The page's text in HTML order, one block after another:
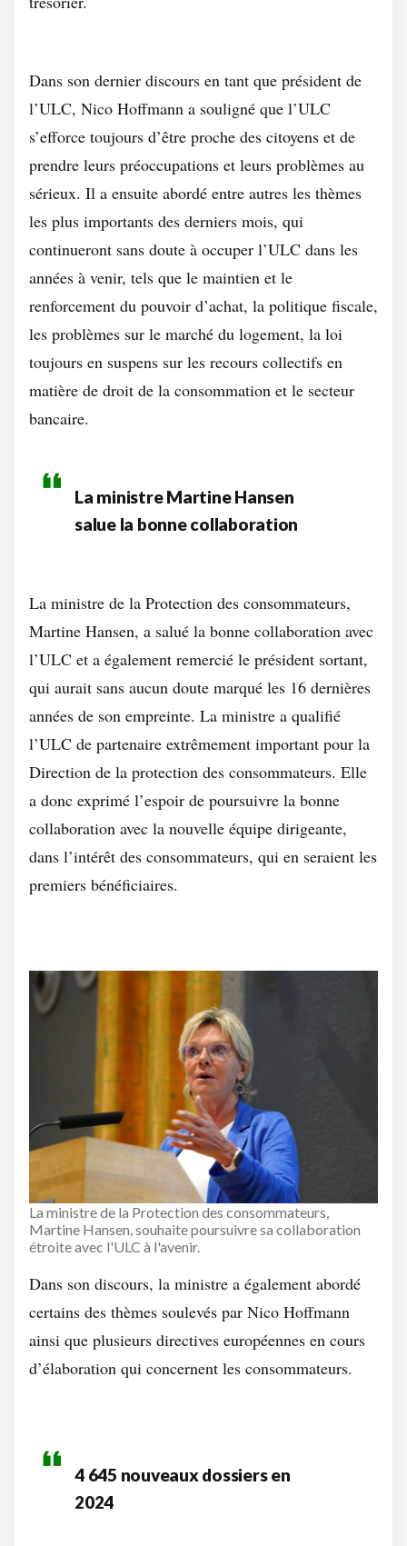
Dans son dernier discours en tant que président de
l’ULC, Nico Hoffmann a souligné que l’ULC
s’efforce toujours d’être proche des citoyens et de
prendre leurs préoccupations et leurs problèmes au
sérieux. Il a ensuite abordé entre autres les thèmes
les plus importants des derniers mois, qui
continueront sans doute à occuper l’ULC dans les
années à venir, tels que le maintien et le
renforcement du pouvoir d’achat, la politique fiscale,
les problèmes sur le marché du logement, la loi
toujours en suspens sur les recours collectifs en
matière de droit de la consommation et le secteur
bancaire.
La ministre Martine Hansen
salue la bonne collaboration
La ministre de la Protection des consommateurs,
Martine Hansen, a salué la bonne collaboration avec
l’ULC et a également remercié le président sortant,
qui aurait sans aucun doute marqué les 16 dernières
années de son empreinte. La ministre a qualifié
l’ULC de partenaire extrêmement important pour la
Direction de la protection des consommateurs. Elle
a donc exprimé l’espoir de poursuivre la bonne
collaboration avec la nouvelle équipe dirigeante,
dans l’intérêt des consommateurs, qui en seraient les
premiers bénéficiaires.
La ministre de la Protection des consommateurs,
Martine Hansen, souhaite poursuivre sa collaboration
étroite avec l'ULC à l'avenir.
Dans son discours, la ministre a également abordé
certains des thèmes soulevés par Nico Hoffmann
ainsi que plusieurs directives européennes en cours
d’élaboration qui concernent les consommateurs.
4 645 nouveaux dossiers en
2024